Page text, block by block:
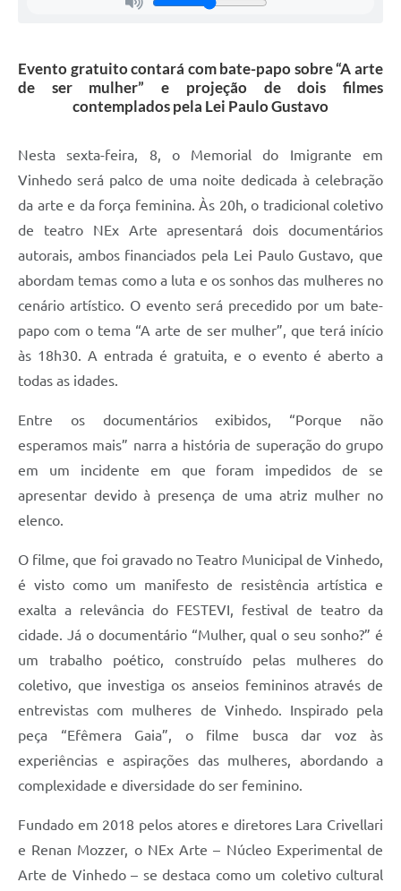
Listagem dos CEPs de Vinhedo
Associação dos Servidores Públicos Municipais de
Audiências Públicas
Arquivos para Download
Legislação
Links Úteis
Serviços Online
Evento gratuito contará com bate-papo sobre “A arte
de ser mulher” e projeção de dois filmes
contemplados pela Lei Paulo Gustavo
Nesta sexta-feira, 8, o Memorial do Imigrante em
Vinhedo será palco de uma noite dedicada à celebração
da arte e da força feminina. Às 20h, o tradicional coletivo
de teatro NEx Arte apresentará dois documentários
autorais, ambos financiados pela Lei Paulo Gustavo, que
abordam temas como a luta e os sonhos das mulheres no
cenário artístico. O evento será precedido por um bate-
papo com o tema “A arte de ser mulher”, que terá início
às 18h30. A entrada é gratuita, e o evento é aberto a
todas as idades.
Entre os documentários exibidos, “Porque não
esperamos mais” narra a história de superação do grupo
em um incidente em que foram impedidos de se
apresentar devido à presença de uma atriz mulher no
elenco.
O filme, que foi gravado no Teatro Municipal de Vinhedo,
é visto como um manifesto de resistência artística e
exalta a relevância do FESTEVI, festival de teatro da
cidade. Já o documentário “Mulher, qual o seu sonho?” é
um trabalho poético, construído pelas mulheres do
coletivo, que investiga os anseios femininos através de
entrevistas com mulheres de Vinhedo. Inspirado pela
peça “Efêmera Gaia”, o filme busca dar voz às
experiências e aspirações das mulheres, abordando a
complexidade e diversidade do ser feminino.
Fundado em 2018 pelos atores e diretores Lara Crivellari
e Renan Mozzer, o NEx Arte – Núcleo Experimental de
Arte de Vinhedo – se destaca como um coletivo cultural